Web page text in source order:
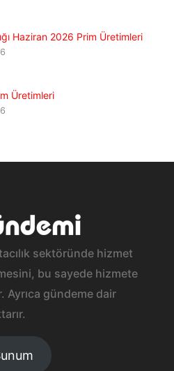
Haziran 2026 Prim Üretimleri
Üretimleri
sektöründe hizmet
bu sayede hizmete
Ayrıca gündeme dair